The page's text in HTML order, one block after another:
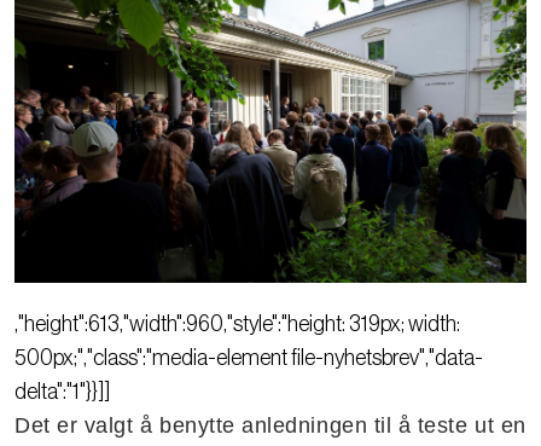
,"height":613,"width":960,"style":"height: 319px; width:
500px;","class":"media-element file-nyhetsbrev","data-
delta":"1"}}]]
Det er valgt å benytte anledningen til å teste ut en